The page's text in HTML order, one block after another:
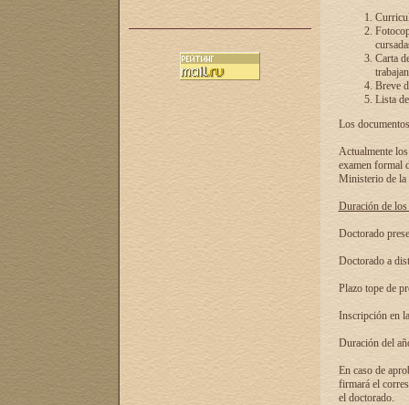
Carta
Breve
Lista
Los
Actualmente
examen formal
Ministerio de la
Duración de
Doctorado
Doctorado a
Plazo tope de
Inscripción en
Duración del
En caso de
firmará el
el doctorado.